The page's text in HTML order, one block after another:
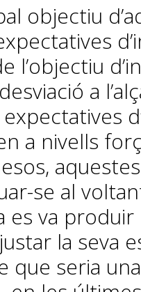
objectiu
l’objectiu
a
expectatives
a nivells
se al
es va
la seva
que seria